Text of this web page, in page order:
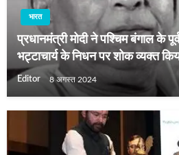
भारत
प्रधानमंत्री मोदी ने पश्चिम बंगाल के
भट्टाचार्य के निधन पर शोक व्यक्त
Editor 8 अगस्त 2024